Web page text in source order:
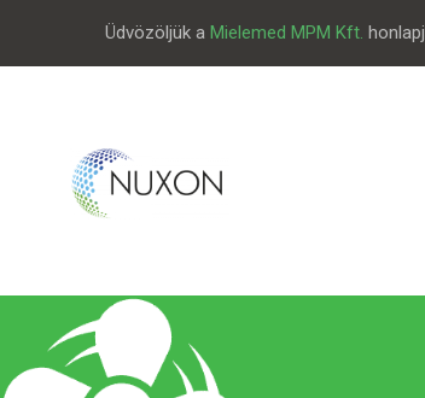
Üdvözöljük a Mielemed MPM Kft.